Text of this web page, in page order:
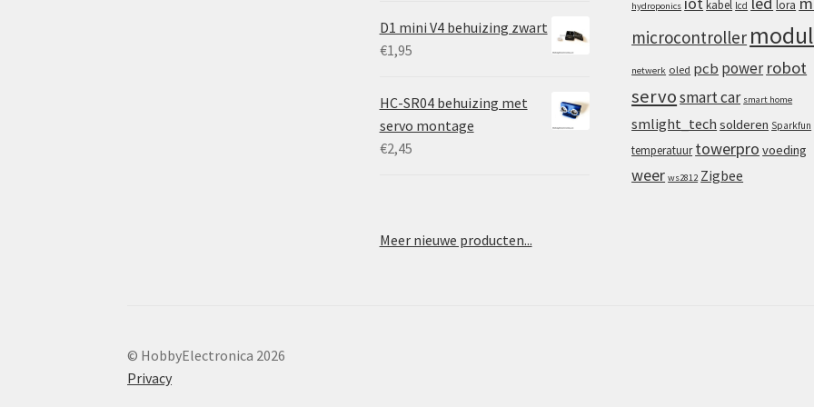
D1 mini V4 behuizing zwart
€1,95
HC-SR04 behuizing met
servo montage
€2,45
Meer nieuwe producten...
hydroponics kabel lcd lora
microcontroller
netwerk oled pcb power robot
servosmart car smart home
smlight_tech solderen Sparkfun
temperatuur towerpro voeding
weer ws2812 Zigbee
© HobbyElectronica 2026
Privacy